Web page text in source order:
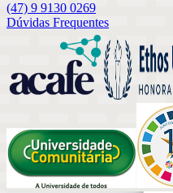
(47) 9 9130 0269
Dúvidas Frequentes